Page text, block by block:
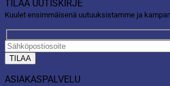
TILAA UUTISKIRJE
Kuulet ensimmäisenä uutuuksistamme ja
ASIAKASPALVELU